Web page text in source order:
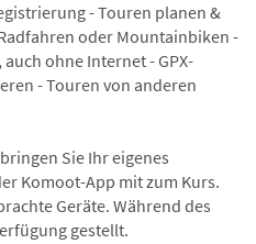
- Touren planen &
oder Mountainbiken -
ohne Internet - GPX-
- Touren von anderen
Sie Ihr eigenes
Komoot-App mit zum Kurs.
Geräte. Während des
gestellt.